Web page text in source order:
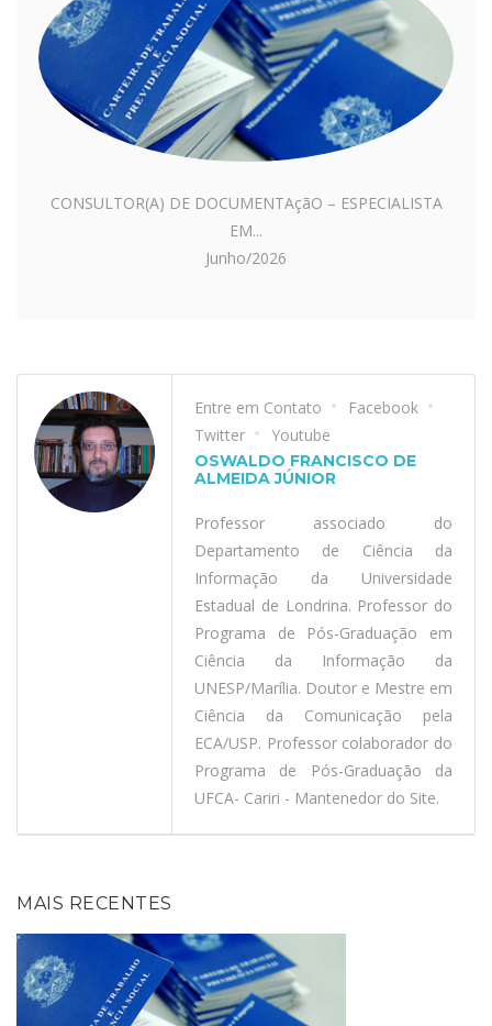
CONSULTOR(A) DE DOCUMENTAçãO – ESPECIALISTA
EM...
Junho/2026
Entre em Contato
Facebook
Twitter
Youtube
OSWALDO FRANCISCO DE
ALMEIDA JÚNIOR
Professor associado do
Departamento de Ciência da
Informação da Universidade
Estadual de Londrina. Professor do
Programa de Pós-Graduação em
Ciência da Informação da
UNESP/Marília. Doutor e Mestre em
Ciência da Comunicação pela
ECA/USP. Professor colaborador do
Programa de Pós-Graduação da
UFCA- Cariri - Mantenedor do Site.
MAIS RECENTES